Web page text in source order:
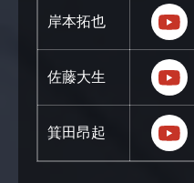
岸本拓也
佐藤大生
箕田昂起